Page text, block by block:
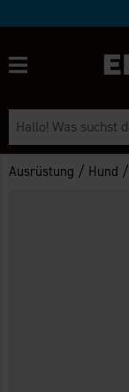
Ausrüstung / Hund /